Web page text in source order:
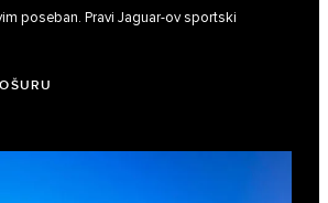
poseban. Pravi Jaguar-ov sportski